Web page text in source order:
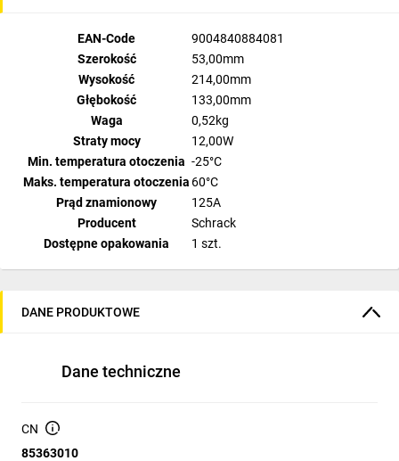
EAN-Code
9004840884081
Szerokość
53,00mm
Wysokość
214,00mm
Głębokość
133,00mm
Waga
0,52kg
Straty mocy
12,00W
Min. temperatura otoczenia -25°C
Maks. temperatura otoczenia 60°C
Prąd znamionowy
125A
Producent
Schrack
Dostępne opakowania
1 szt.
DANE PRODUKTOWE
Dane techniczne
CN
85363010